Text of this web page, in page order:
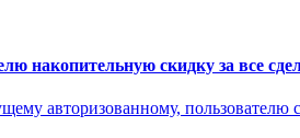
накопительную скидку за все
авторизованному,